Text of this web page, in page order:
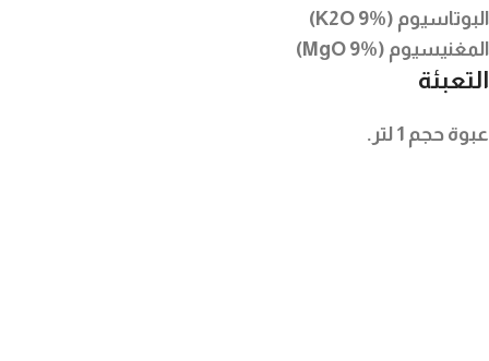
البوتاسيوم (K2O 9%)
المغنيسيوم (MgO 9%)
التعبئة
عبوة حجم 1 لتر.